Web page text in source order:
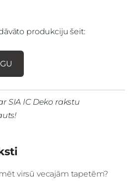
virsū vecajām tapetēm?
produkciju šeit:
SIA IC Deko rakstu